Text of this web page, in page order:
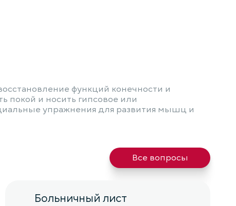
функций конечности и
и носить гипсовое или
упражнения для развития мышц и
Все вопросы
Больничный лист